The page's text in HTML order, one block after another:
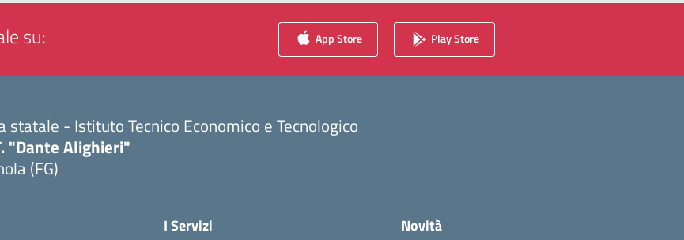
su: App Store Play Store
statale - Istituto Tecnico Economico e Tecnologico
"Dante Alighieri"
(FG)
I Servizi Novità